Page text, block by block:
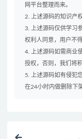
网平台整理而来。
2. 上述源码的知识产
3. 上述源码仅供学习
权利人同意，用户不
4. 上述源码如需商业
授权，否则，我们将
5. 上述源码如有侵犯
在24小时内做删除下